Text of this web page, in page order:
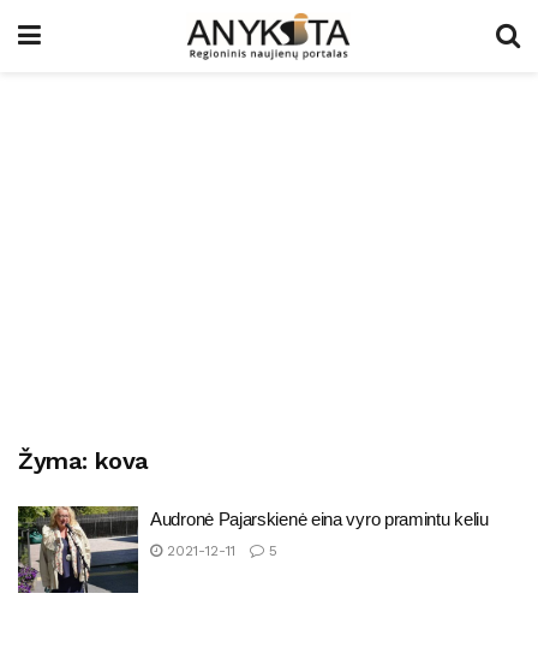
Žyma: kova
Audronė Pajarskienė eina vyro pramintu keliu
2021-12-11 5